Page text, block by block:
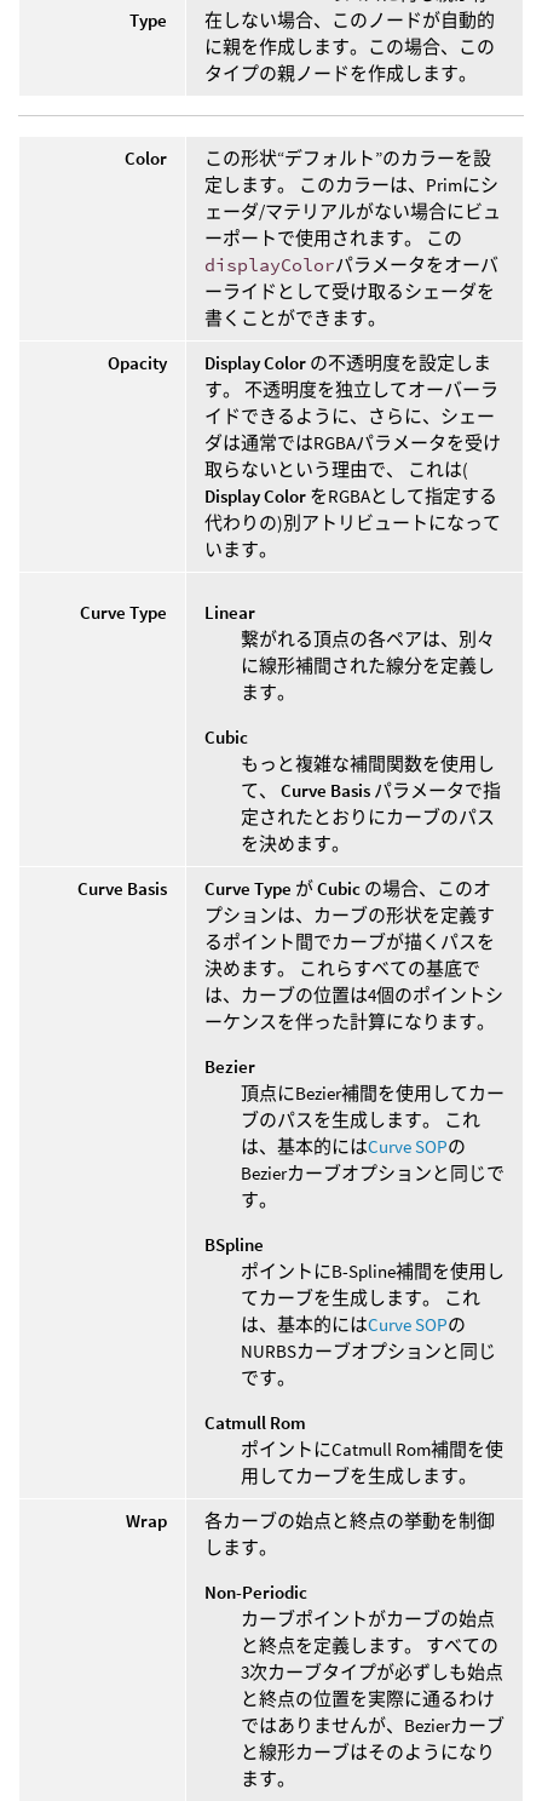
Type
在しない場合、このノードが自動的
に親を作成します。この場合、この
タイプの親ノードを作成します。
Color
この形状“デフォルト”のカラーを設
定します。 このカラーは、Primにシ
ェーダ/マテリアルがない場合にビュ
ーポートで使用されます。 この
displayColorパラメータをオーバ
ーライドとして受け取るシェーダを
書くことができます。
Opacity
Display Color の不透明度を設定しま
す。 不透明度を独立してオーバーラ
イドできるように、さらに、シェー
ダは通常ではRGBAパラメータを受け
取らないという理由で、 これは(
Display Color をRGBAとして指定する
代わりの)別アトリビュートになって
います。
Curve Type
Linear
繋がれる頂点の各ペアは、別々
に線形補間された線分を定義し
ます。
Cubic
もっと複雑な補間関数を使用し
て、 Curve Basis パラメータで指
定されたとおりにカーブのパス
を決めます。
Curve Basis
Curve Type がCubic の場合、このオ
プションは、カーブの形状を定義す
るポイント間でカーブが描くパスを
決めます。 これらすべての基底で
は、カーブの位置は4個のポイントシ
ーケンスを伴った計算になります。
Bezier
頂点にBezier補間を使用してカー
ブのパスを生成します。 これ
は、基本的にはCurve SOPの
Bezierカーブオプションと同じで
す。
BSpline
ポイントにB-Spline補間を使用し
てカーブを生成します。 これ
は、基本的にはCurve SOPの
NURBSカーブオプションと同じ
です。
Catmull Rom
ポイントにCatmull Rom補間を使
用してカーブを生成します。
Wrap
各カーブの始点と終点の挙動を制御
します。
Non-Periodic
カーブポイントがカーブの始点
と終点を定義します。 すべての
3次カーブタイプが必ずしも始点
と終点の位置を実際に通るわけ
ではありませんが、Bezierカーブ
と線形カーブはそのようになり
ます。